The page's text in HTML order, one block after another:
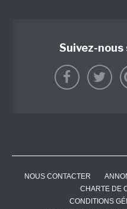
Suivez-
NOUS CONTACTER
CHARTE DE
CONDITIONS